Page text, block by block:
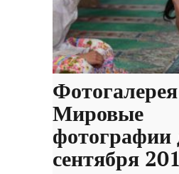
Мировые
сентября